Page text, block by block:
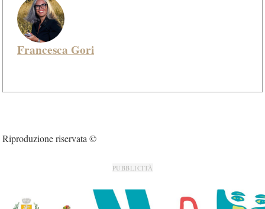
Francesca Gori
Riproduzione riservata ©
PUBBLICITÀ